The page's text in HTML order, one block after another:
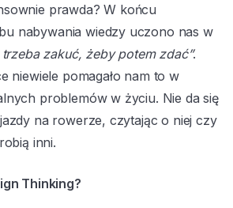
prawda? W końcu
nabywania wiedzy uczono nas w
trzeba zakuć, żeby potem zdać”.
niewiele pomagało nam to w
problemów w życiu. Nie da się
na rowerze, czytając o niej czy
inni.
Thinking?